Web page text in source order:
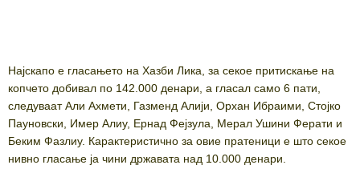
Најскапо е гласањето на Хазби Лика, за секое притискање на
копчето добивал по 142.000 денари, а гласал само 6 пати,
следуваат Али Ахмети, Газменд Алији, Орхан Ибраими, Стојко
Пауновски, Имер Алиу, Ернад Фејзула, Мерал Ушини Ферати и
Беким Фазлиу. Карактеристично за овие пратеници е што секое
нивно гласање ја чини државата над 10.000 денари.